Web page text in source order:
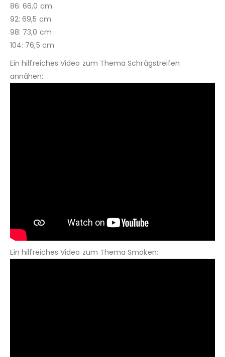
86: 66,0 cm
92: 69,5 cm
98: 73,0 cm
104: 76,5 cm
Ein hilfreiches Video zum Thema Schrägstreifen
annähen:
Ein hilfreiches Video zum Thema Smoken: